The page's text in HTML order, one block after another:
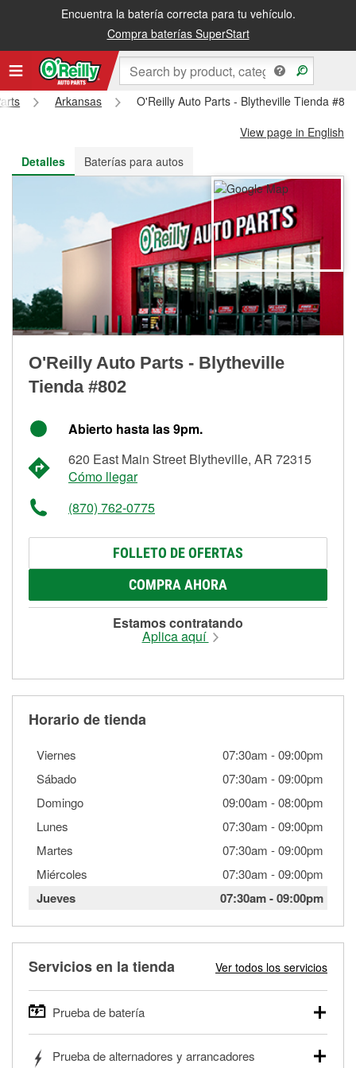
Encuentra la batería correcta para tu vehículo.
Compra baterías SuperStart
Recibe tu orden gratis al día siguiente o recógela en la tienda
Arkansas
O'Reilly Auto Parts - Blytheville Tienda
View page in English
Detalles
Baterías para autos
O'Reilly Auto Parts - Blytheville
Tienda #802
Abierto hasta las 9pm.
620 East Main Street Blytheville, AR 72315
Cómo llegar
(870) 762-0775
FOLLETO DE OFERTAS
COMPRA AHORA
Estamos contratando
Aplica aquí
Horario de tienda
Viernes 07:30am -09:00pm
Sábado
07:30am -09:00pm
Domingo
09:00am -08:00pm
Lunes
07:30am -09:00pm
Martes
07:30am -09:00pm
Miércoles
07:30am -09:00pm
Jueves 07:30am-09:00pm
Servicios en la tienda Ver todos los servicios
Prueba de batería
autos, camionetas, SUVs, vehículos comerciales y
Prueba de alternadores y arrancadores